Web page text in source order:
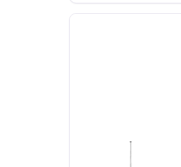
Omnitronic